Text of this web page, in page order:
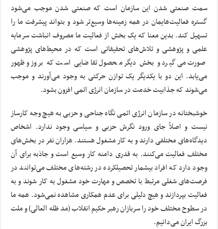
سمت صنعتی شدن این سازمان است که صنعتی شدن موجب می‌شود
گستره فعالیت‌هایمان در همه زمینه‌ها وسیع‌تر شود و بتواند پیشرفت ما را
تسهیل کند. بدین معنا که یک بخش از فعالیت ما مصروف انباشت سرمایه
علمی و پژوهشی و تلاش‌های تحقیقاتی است که در محیط‌های پژوهشی
صورت می‌گیرد و بخش دیگر محصول تقاضایی است که بروز و ظهور
می‌یابد. این دو با یکدیگر یک توازن حرکتی به وجود می‌آورند و موجب
می‌شوند که جذابیت خدمت در سازمان انرژی اتمی افزون بشود.
خوشبختانه در سازمان انرژی اتمی نگاه جناحی و حزبی به هیچ وجه کارساز
نیست و اصلاً جای ورود نگرش حزبی و سیاسی وجود ندارد. اشخاص
دیدگاه‌های مختلفی دارند و به کار مشغول هستند. هزاران نفر در بخش‌های
مختلف فعالیت می‌کنند. به قدری دامنه کار وسیع است و جاذبه برای آن
وجود دارد که افراد بیشمار تحصیلکرده در رشته‌های مختلف می‌توانند در
فرصت‌های شغلی مرتبط با تخصص و مهارت خود مشغول به کار شوند و به
فعالیت بپردازند و هیچ دلیلی برای عدم همکاری مشاهده نمی‌شود. همه ما
در سطوح مختلف خود را سربازان رهبر حکیم انقلاب (مد ظله العالی) و ملت
بزرگ ایران می‌دانیم.